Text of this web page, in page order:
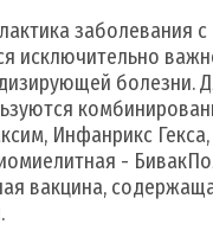
заболевания с
исключительно
болезни.
Инфанрикс
-
вакцина,